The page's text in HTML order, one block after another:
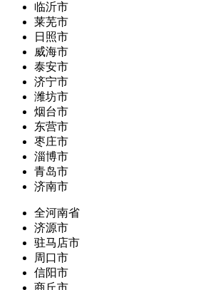
临沂市
莱芜市
日照市
威海市
泰安市
济宁市
潍坊市
烟台市
东营市
枣庄市
淄博市
青岛市
济南市
全河南省
济源市
驻马店市
周口市
信阳市
商丘市